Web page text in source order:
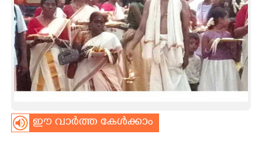
SPIRITUAL
INFO+
ART
ASTROഈ വാർത്ത കേൾക്കാം